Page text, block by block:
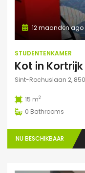
12 maanden ago
STUDENTENKAMER
Kot in
Sint-Rochuslaan 2,
15 m2
0 Bathrooms
NU BESCHIKBAAR